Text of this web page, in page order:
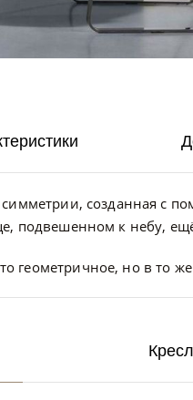
созданная с
подвешенном к небу,
геометричное, но в то